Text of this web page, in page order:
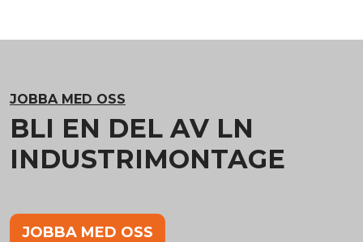
JOBBA MED OSS
BLI EN DEL AV LN
INDUSTRIMONTAGE
JOBBA MED OSS